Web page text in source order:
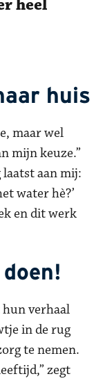
heel
huis
maar wel
mijn keuze.”
laatst aan mij:
water hè?’
en dit werk
hun verhaal
in de rug
te nemen.
zegt